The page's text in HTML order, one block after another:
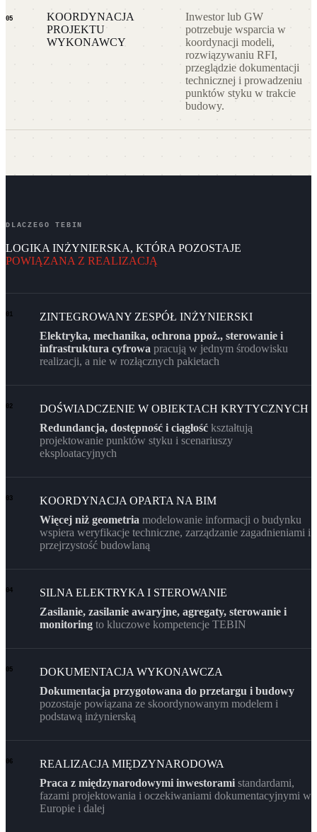
05
KOORDYNACJA
PROJEKTU
WYKONAWCY
Inwestor lub GW
potrzebuje wsparcia w
koordynacji modeli,
rozwiązywaniu RFI,
przeglądzie dokumentacji
technicznej i prowadzeniu
punktów styku w trakcie
budowy.
DLACZEGO TEBIN
LOGIKA INŻYNIERSKA, KTÓRA POZOSTAJE
POWIĄZANA Z REALIZACJĄ
01
ZINTEGROWANY ZESPÓŁ INŻYNIERSKI
Elektryka, mechanika, ochrona ppoż., sterowanie i
infrastruktura cyfrowa pracują w jednym środowisku
realizacji, a nie w rozłącznych pakietach
02
DOŚWIADCZENIE W OBIEKTACH KRYTYCZNYCH
Redundancja, dostępność i ciągłość kształtują
projektowanie punktów styku i scenariuszy
eksploatacyjnych
03
KOORDYNACJA OPARTA NA BIM
Więcej niż geometria modelowanie informacji o budynku
wspiera weryfikacje techniczne, zarządzanie zagadnieniami i
przejrzystość budowlaną
04
SILNA ELEKTRYKA I STEROWANIE
Zasilanie, zasilanie awaryjne, agregaty, sterowanie i
monitoring to kluczowe kompetencje TEBIN
05
DOKUMENTACJA WYKONAWCZA
Dokumentacja przygotowana do przetargu i budowy
pozostaje powiązana ze skoordynowanym modelem i
podstawą inżynierską
06
REALIZACJA MIĘDZYNARODOWA
Praca z międzynarodowymi inwestorami standardami,
fazami projektowania i oczekiwaniami dokumentacyjnymi w
Europie i dalej